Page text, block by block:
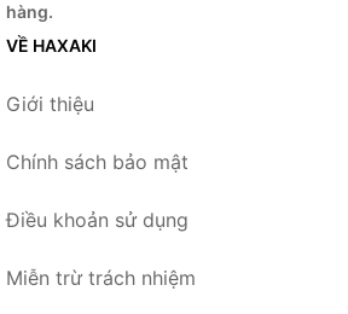
hàng.
VỀ HAXAKI
Giới thiệu
Chính sách bảo mật
Điều khoản sử dụng
Miễn trừ trách nhiệm